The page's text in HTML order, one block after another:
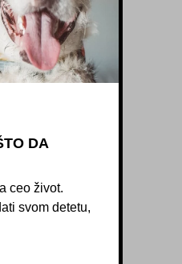
DA
ceo život.
svom detetu,